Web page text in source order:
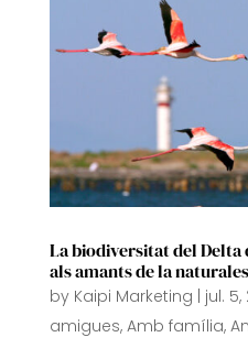
La biodiversitat del Delta
als amants de la
by Kaipi Marketing | jul. 5,
amigues, Amb família,